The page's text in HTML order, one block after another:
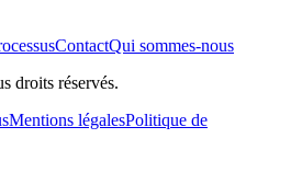
ContactQui sommes-nous
droits réservés.
Mentions légalesPolitique de